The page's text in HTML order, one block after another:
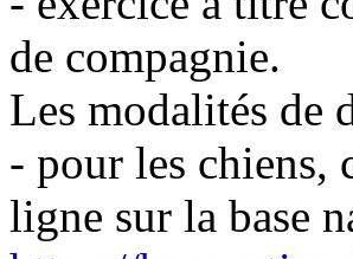
de compagnie.
Les modalités de
- pour les chiens,
ligne sur la base